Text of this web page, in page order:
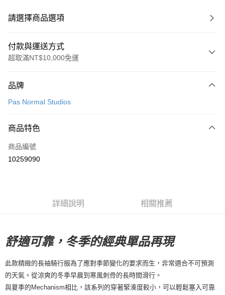
請選擇商品選項
付款與運送方式
超取滿NT$10,000免運
信用卡一次付款
LINE Pay
Apple Pay
付款後全家取貨
7-11店到店
每筆NT$80，滿NT$10,000(含以上)免運費
品牌
Pas Normal Studios
商品特色
商品編號
10259090
詳細說明 相關推薦
舒適可靠，冬季的經典單品再現
此款精緻的長袖騎行服為了應對季節變化的要求而生，非常適合不可預測
的天氣。從涼爽的冬季早晨到寒風刺骨的長時間滑行。
與夏季的Mechanism相比，該系列的穿著緊湊度較小，可以輕鬆塞入可靠